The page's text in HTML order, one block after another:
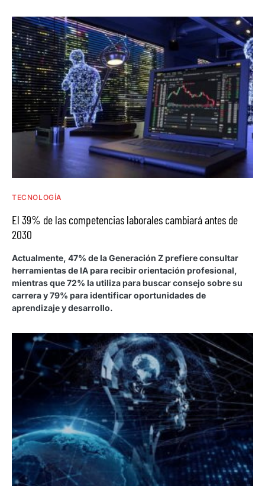
TECNOLOGÍA
El 39% de las competencias laborales cambiará antes de
2030
Actualmente, 47% de la Generación Z prefiere consultar
herramientas de IA para recibir orientación profesional,
mientras que 72% la utiliza para buscar consejo sobre su
carrera y 79% para identificar oportunidades de
aprendizaje y desarrollo.